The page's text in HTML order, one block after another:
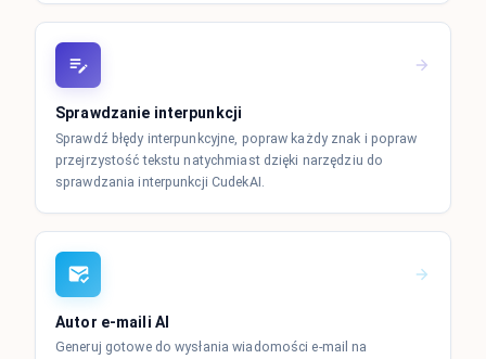
Sprawdzanie interpunkcji
Sprawdź błędy interpunkcyjne, popraw każdy znak i popraw
przejrzystość tekstu natychmiast dzięki narzędziu do
sprawdzania interpunkcji CudekAI.
Autor e-maili AI
Generuj gotowe do wysłania wiadomości e-mail na